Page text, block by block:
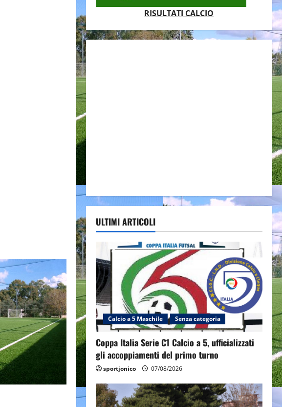
RISULTATI CALCIO
ULTIMI ARTICOLI
Calcio a 5 Maschile Senza categoria
Coppa Italia Serie C1 Calcio a 5, ufficializzati
gli accoppiamenti del primo turno
sportjonico 07/08/2026